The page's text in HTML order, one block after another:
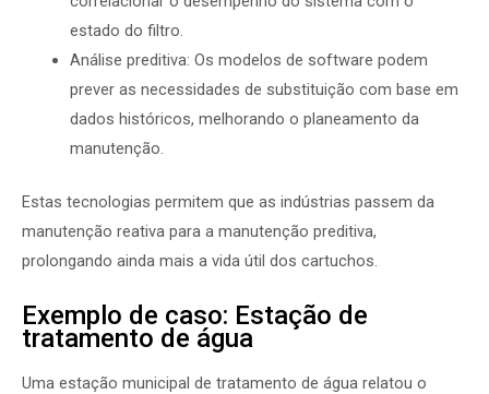
estado do filtro.
Análise preditiva: Os modelos de software podem
prever as necessidades de substituição com base em
dados históricos, melhorando o planeamento da
manutenção.
Estas tecnologias permitem que as indústrias passem da
manutenção reativa para a manutenção preditiva,
prolongando ainda mais a vida útil dos cartuchos.
Exemplo de caso: Estação de
tratamento de água
Uma estação municipal de tratamento de água relatou o